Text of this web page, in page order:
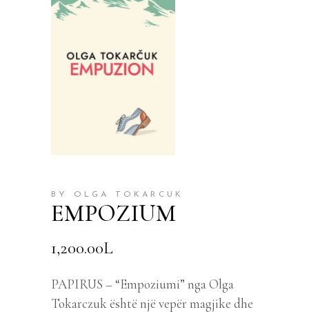
BY OLGA TOKARCUK
EMPOZIUM
1,200.00L
PAPIRUS – “Empoziumi” nga Olga
Tokarczuk është një vepër magjike dhe